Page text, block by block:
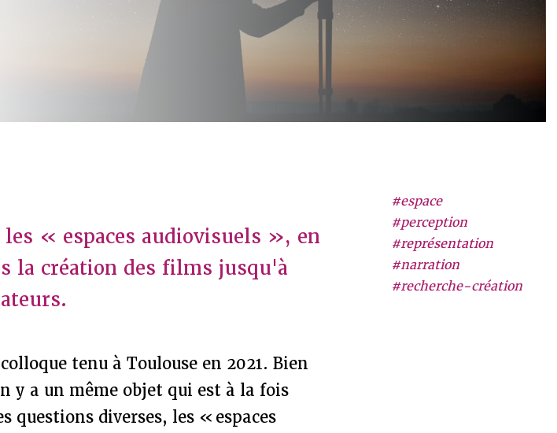
#espace
#perception
#représentation
#narration
#recherche-création
« espaces audiovisuels », en
la création des films jusqu'à
tenu à Toulouse en 2021. Bien
y a un même objet qui est à la fois
questions diverses, les « espaces